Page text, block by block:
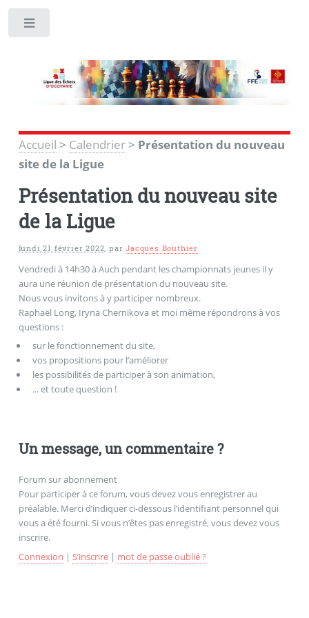
Accueil > Calendrier> Présentation du nouveau
site de la Ligue
Présentation du nouveau site
de la Ligue
lundi 21 février 2022,parJacques Bouthier
Vendredi à 14h30 à Auch pendant les championnats jeunes il y
aura une réunion de présentation du nouveau site.
Nous vous invitons à y participer nombreux.
Raphaël Long, Iryna Chernikova et moi même répondrons à vos
questions :
sur le fonctionnement du site,
vos propositions pour l’améliorer
les possibilités de participer à son animation,
... et toute question !
Un message, un commentaire ?
Forum sur abonnement
Pour participer à ce forum, vous devez vous enregistrer au
préalable. Merci d’indiquer ci-dessous l’identifiant personnel qui
vous a été fourni. Si vous n’êtes pas enregistré, vous devez vous
inscrire.
Connexion | S’inscrire| mot de passe oublié ?